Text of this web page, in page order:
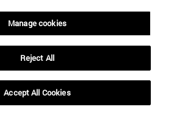
de transición organizada por
operación había consistido en una
de Estados Unidos, Polonia y
de la ONU, para derrocar a
depuesto por la fuerza a
sido elegido democráticamente.
mandato, Clinton prestó más
de la región, con trece visitas.
Manage cookies
Reject All
Accept All Cookies